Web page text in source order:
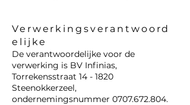
Verwerkingsverantwoord
elijke
De verantwoordelijke voor de
verwerking is BV Infinias,
Torrekensstraat 14 - 1820
Steenokkerzeel,
ondernemingsnummer 0707.672.804.